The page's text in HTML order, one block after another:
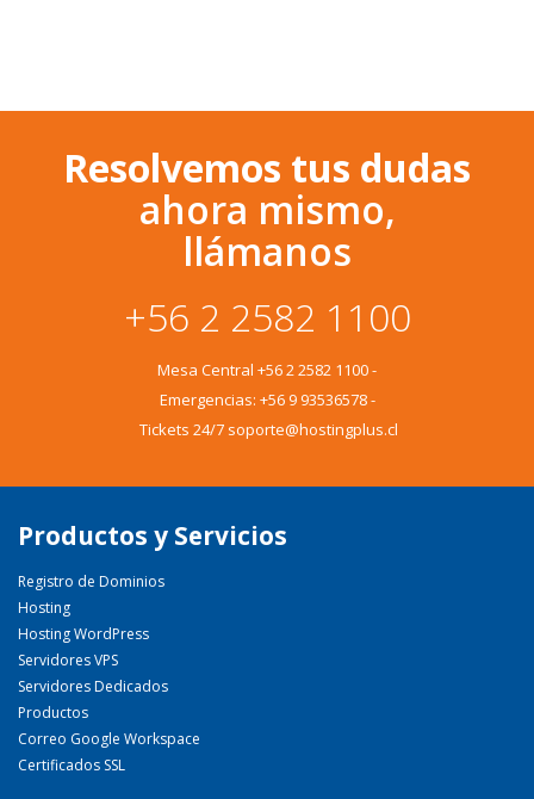
Resolvemos tus dudas
ahora mismo,
llámanos
+56 2 2582 1100
Mesa Central +56 2 2582 1100-
Emergencias: +56 9 93536578-
Tickets 24/7 soporte@hostingplus.cl
Productos y Servicios
Registro de Dominios
Hosting
Hosting WordPress
Servidores VPS
Servidores Dedicados
Productos
Correo Google Workspace
Certificados SSL